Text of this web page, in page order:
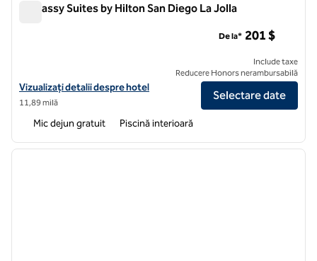
Embassy Suites by Hilton San Diego La Jolla
Vizualizați detaliile hotelului pentru Embassy Suites by Hilton San
Vizualizați detalii despre hotel
11,89 milă
De la* 201 $
Include taxe
Reducere Honors nerambursabilă
Selectare date
Mic dejun gratuit Piscină interioară
1 din 12